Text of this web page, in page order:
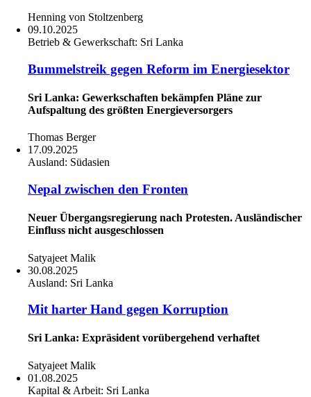
Henning von Stoltzenberg
09.10.2025
Betrieb & Gewerkschaft: Sri Lanka
Bummelstreik gegen Reform im Energiesektor
Sri Lanka: Gewerkschaften bekämpfen Pläne zur
Aufspaltung des größten Energieversorgers
Thomas Berger
17.09.2025
Ausland: Südasien
Nepal zwischen den Fronten
Neuer Übergangsregierung nach Protesten. Ausländischer
Einfluss nicht ausgeschlossen
Satyajeet Malik
30.08.2025
Ausland: Sri Lanka
Mit harter Hand gegen Korruption
Sri Lanka: Expräsident vorübergehend verhaftet
Satyajeet Malik
01.08.2025
Kapital & Arbeit: Sri Lanka